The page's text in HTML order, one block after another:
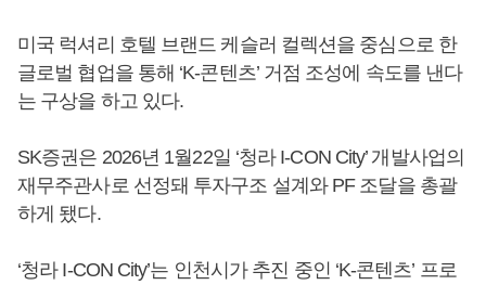
미국 럭셔리 호텔 브랜드 케슬러 컬렉션을 중심으로 한
글로벌 협업을 통해 ‘K-콘텐츠’ 거점 조성에 속도를 낸다
는 구상을 하고 있다.
SK증권은 2026년 1월22일 ‘청라 I-CON City’ 개발사업의
재무주관사로 선정돼 투자구조 설계와 PF 조달을 총괄
하게 됐다.
‘청라 I-CON City’는 인천시가 추진 중인 ‘K-콘텐츠’ 프로